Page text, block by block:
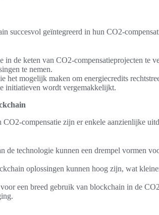
succesvol geïntegreerd in hun CO2-
de keten van CO2-compensatieprojecten te
te nemen.
het mogelijk maken om energiecredits
initiatieven wordt vergemakkelijkt.
compensatie zijn er enkele aanzienlijke
de technologie kunnen een drempel vormen
oplossingen kunnen hoog zijn, wat
een breed gebruik van blockchain in de